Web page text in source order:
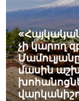
չի կարող
մասին